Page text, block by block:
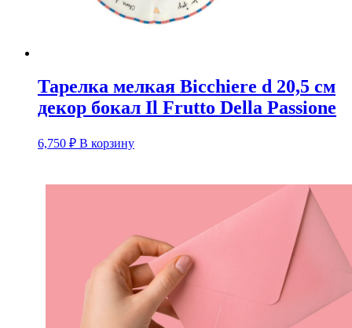
Тарелка мелкая Bicchiere d 20,5 см
декор бокал Il Frutto Della Passione
6,750 ₽ В корзину